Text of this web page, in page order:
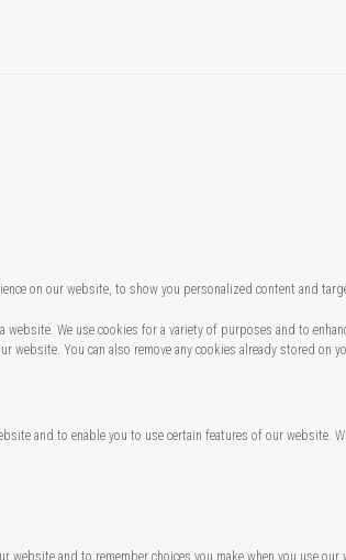
on our website, to show you personalized content and
We use cookies for a variety of purposes and to
You can also remove any cookies already stored
and to enable you to use certain features of our website.
and to remember choices you make when you use